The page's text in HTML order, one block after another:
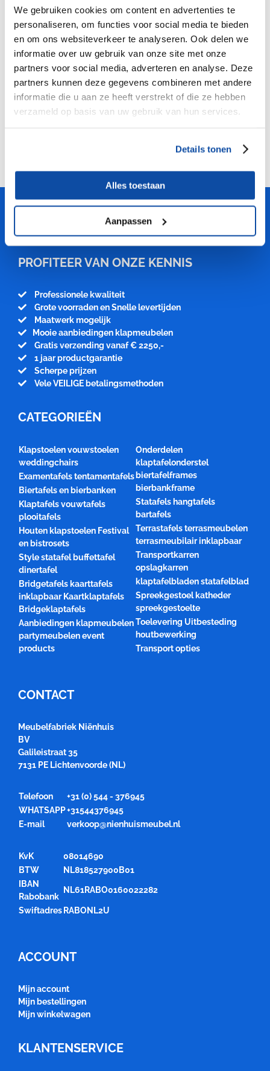
We gebruiken cookies om content en advertenties te
personaliseren, om functies voor social media te bieden
en om ons websiteverkeer te analyseren. Ook delen we
informatie over uw gebruik van onze site met onze
partners voor social media, adverteren en analyse. Deze
partners kunnen deze gegevens combineren met andere
informatie die u aan ze heeft verstrekt of die ze hebben
verzameld op basis van uw gebruik van hun services.
Details tonen
Alles toestaan
Aanpassen
Buisbeugel 30mm Beugel voor klaptafel U en T
voet
MeubelfabriekNiënhuis
PROFITEER VAN ONZE KENNIS
Professionele kwaliteit
Grote voorraden en Snelle levertijden
Maatwerk mogelijk
Mooie aanbiedingen klapmeubelen
Gratis verzending vanaf € 2250,-
1 jaar productgarantie
Scherpe prijzen
Vele VEILIGE betalingsmethoden
CATEGORIEËN
Klapstoelen vouwstoelen
weddingchairs
Examentafels tentamentafels
Biertafels en bierbanken
Klaptafels vouwtafels
plooitafels
Houten klapstoelen Festival
en bistrosets
Style statafel buffettafel
dinertafel
Bridgetafels kaarttafels
inklapbaar Kaartklaptafels
Bridgeklaptafels
Aanbiedingen klapmeubelen
partymeubelen event
products
Onderdelen
klaptafelonderstel
biertafelframes
bierbankframe
Statafels hangtafels
bartafels
Terrastafels terrasmeubelen
terrasmeubilair inklapbaar
Transportkarren
opslagkarren
klaptafelbladen statafelblad
Spreekgestoel katheder
spreekgestoelte
Toelevering Uitbesteding
houtbewerking
Transport opties
CONTACT
Meubelfabriek Niënhuis
BV
Galileistraat 35
7131 PE Lichtenvoorde (NL)
Telefoon
+31 (0) 544 - 376945
WHATSAPP+31544376945
E-mail
verkoop@nienhuismeubel.nl
KvK
08014690
BTW
NL818527900B01
IBAN
Rabobank
NL61RABO0160022282
Swiftadres RABONL2U
ACCOUNT
Mijn account
Mijn bestellingen
Mijn winkelwagen
KLANTENSERVICE